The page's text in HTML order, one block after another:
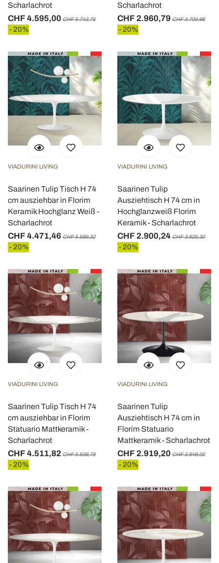
Scharlachrot
CHF 4.595,00 CHF 5.743,75
- 20%
Scharlachrot
CHF 2.960,79 CHF 3.700,98
- 20%
VIADURINI LIVING
Saarinen Tulip Tisch H 74
cm ausziehbar in Florim
Keramik Hochglanz Weiß -
Scharlachrot
CHF 4.471,46 CHF 5.589,32
- 20%
VIADURINI LIVING
Saarinen Tulip
Ausziehtisch H 74 cm in
Hochglanzweiß Florim
Keramik - Scharlachrot
CHF 2.900,24 CHF 3.625,30
- 20%
VIADURINI LIVING
Saarinen Tulip Tisch H 74
cm ausziehbar in Florim
Statuario Mattkeramik -
Scharlachrot
CHF 4.511,82 CHF 5.639,78
- 20%
VIADURINI LIVING
Saarinen Tulip
Ausziehtisch H 74 cm in
Florim Statuario
Mattkeramik - Scharlachrot
CHF 2.919,20 CHF 3.649,00
- 20%